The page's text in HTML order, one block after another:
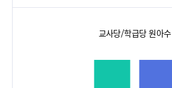
교사당/학급당 원아수